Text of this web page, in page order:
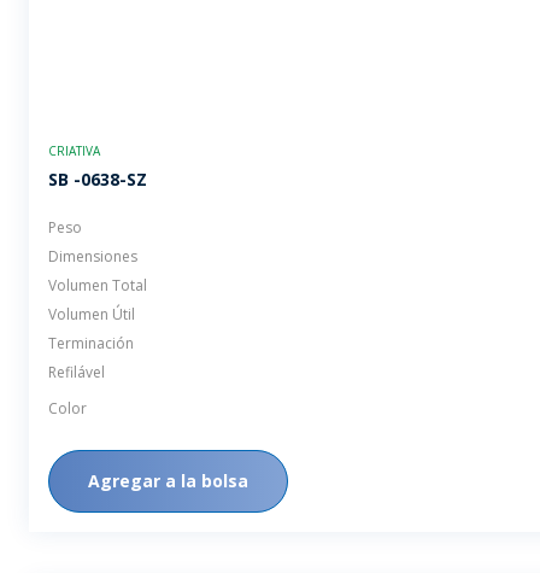
CRIATIVA
SB -0638-SZ
Peso
Dimensiones
Volumen Total
Volumen Útil
Terminación
Refilável
Color
Agregar a la bolsa